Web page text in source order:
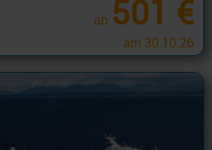
ab 501 €
am 30.10.26